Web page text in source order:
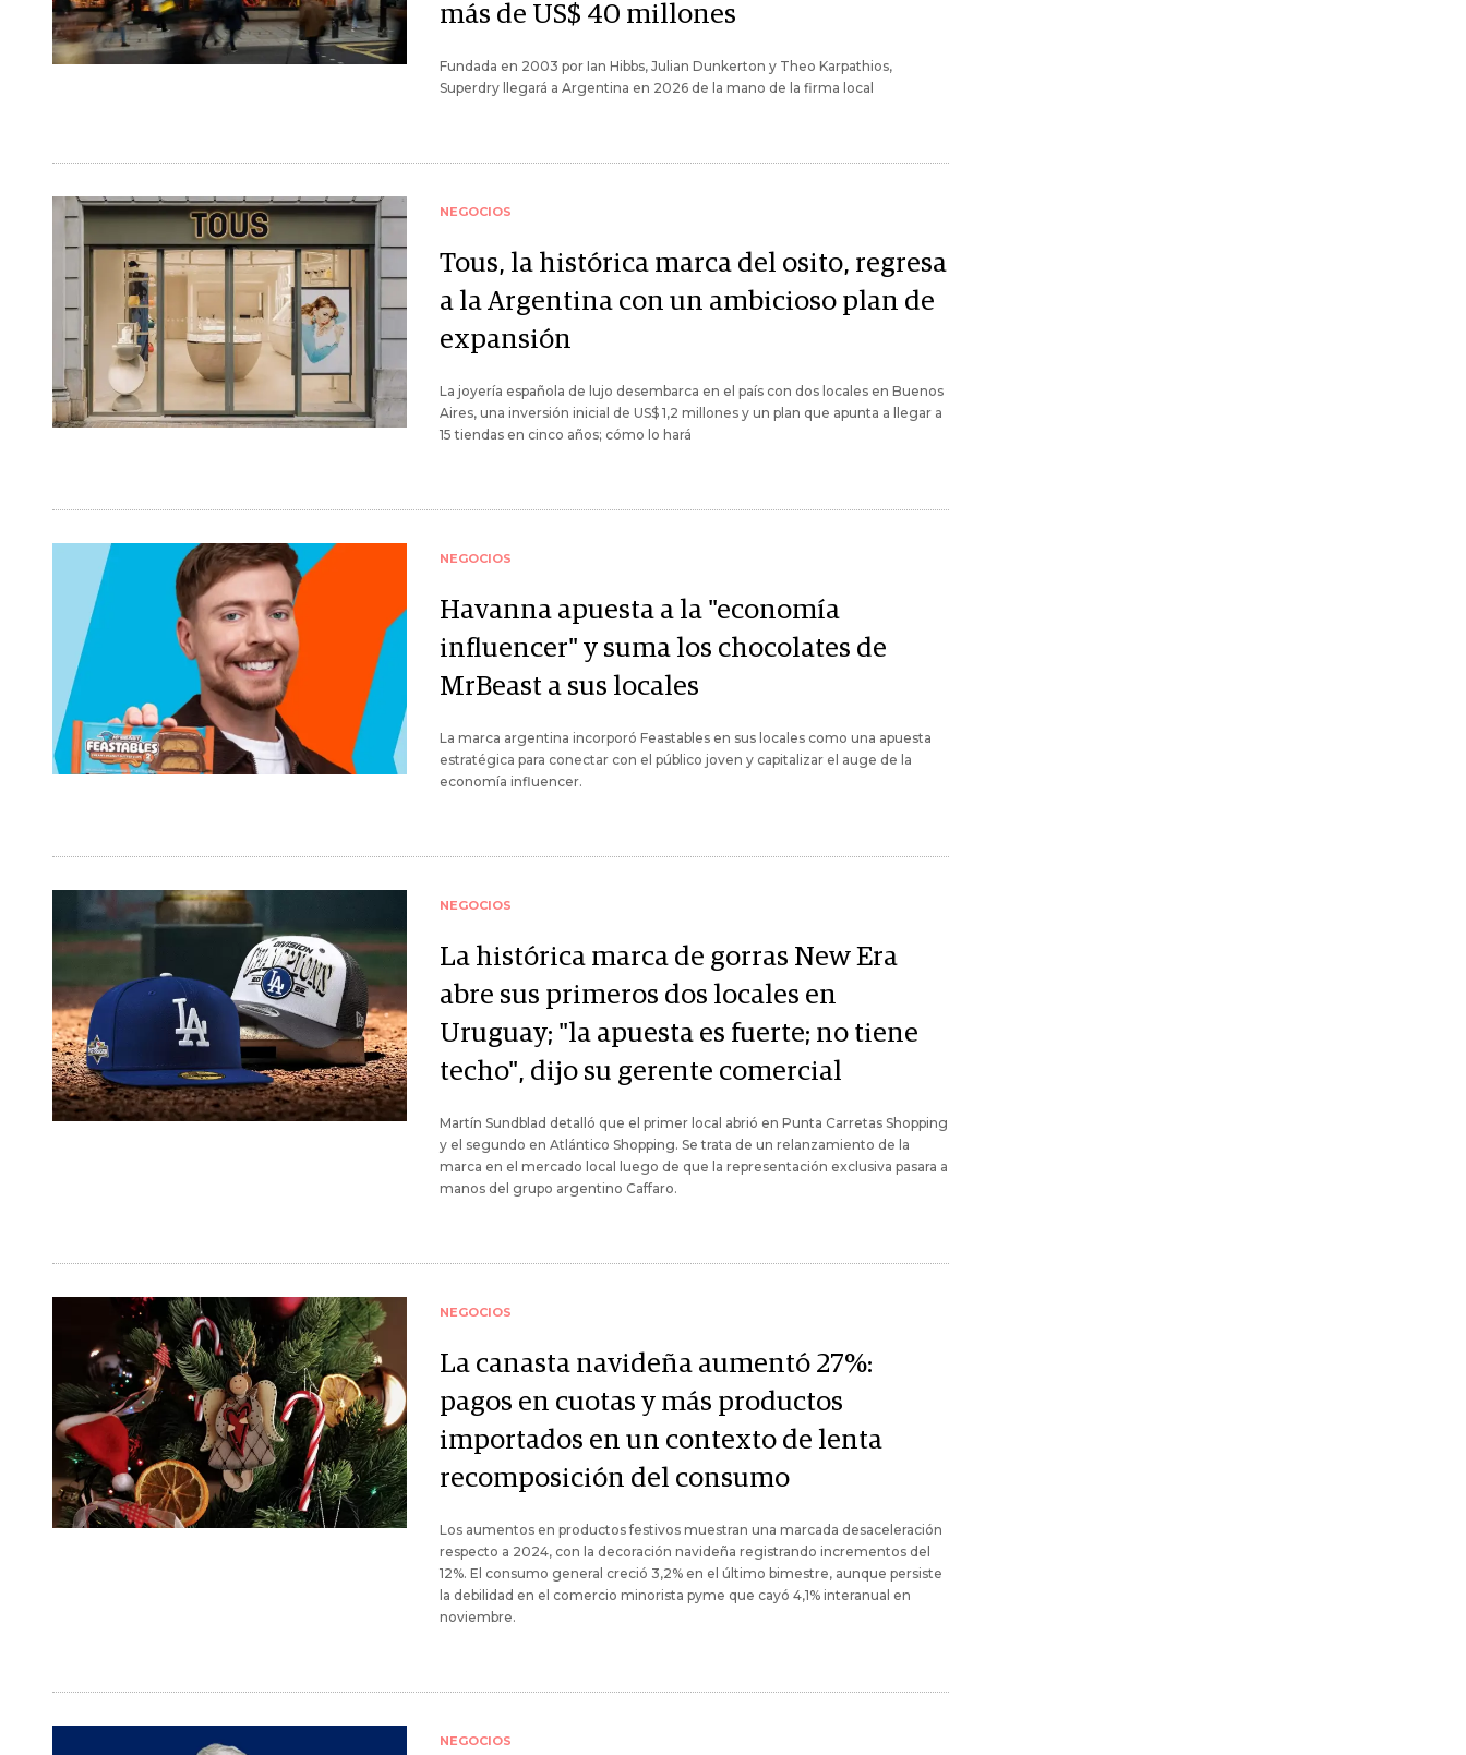
más de US$ 40 millones
Fundada en 2003 por Ian Hibbs, Julian Dunkerton y Theo Karpathios,
Superdry llegará a Argentina en 2026 de la mano de la firma local
NEGOCIOS
Tous, la histórica marca del osito, regresa
a la Argentina con un ambicioso plan de
expansión
La joyería española de lujo desembarca en el país con dos locales en Buenos
Aires, una inversión inicial de US$ 1,2 millones y un plan que apunta a llegar a
15 tiendas en cinco años; cómo lo hará
NEGOCIOS
Havanna apuesta a la "economía
influencer" y suma los chocolates de
MrBeast a sus locales
La marca argentina incorporó Feastables en sus locales como una apuesta
estratégica para conectar con el público joven y capitalizar el auge de la
economía influencer.
NEGOCIOS
La histórica marca de gorras New Era
abre sus primeros dos locales en
Uruguay; "la apuesta es fuerte; no tiene
techo", dijo su gerente comercial
Martín Sundblad detalló que el primer local abrió en Punta Carretas Shopping
y el segundo en Atlántico Shopping. Se trata de un relanzamiento de la
marca en el mercado local luego de que la representación exclusiva pasara a
manos del grupo argentino Caffaro.
NEGOCIOS
La canasta navideña aumentó 27%:
pagos en cuotas y más productos
importados en un contexto de lenta
recomposición del consumo
Los aumentos en productos festivos muestran una marcada desaceleración
respecto a 2024, con la decoración navideña registrando incrementos del
12%. El consumo general creció 3,2% en el último bimestre, aunque persiste
la debilidad en el comercio minorista pyme que cayó 4,1% interanual en
noviembre.
NEGOCIOS